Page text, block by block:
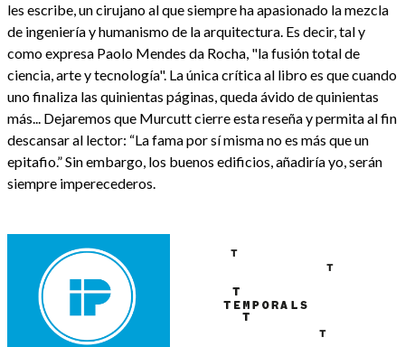
les escribe, un cirujano al que siempre ha apasionado la mezcla
de ingeniería y humanismo de la arquitectura. Es decir, tal y
como expresa Paolo Mendes da Rocha, "la fusión total de
ciencia, arte y tecnología". La única crítica al libro es que cuando
uno finaliza las quinientas páginas, queda ávido de quinientas
más... Dejaremos que Murcutt cierre esta reseña y permita al fin
descansar al lector: “La fama por sí misma no es más que un
epitafio.” Sin embargo, los buenos edificios, añadiría yo, serán
siempre imperecederos.